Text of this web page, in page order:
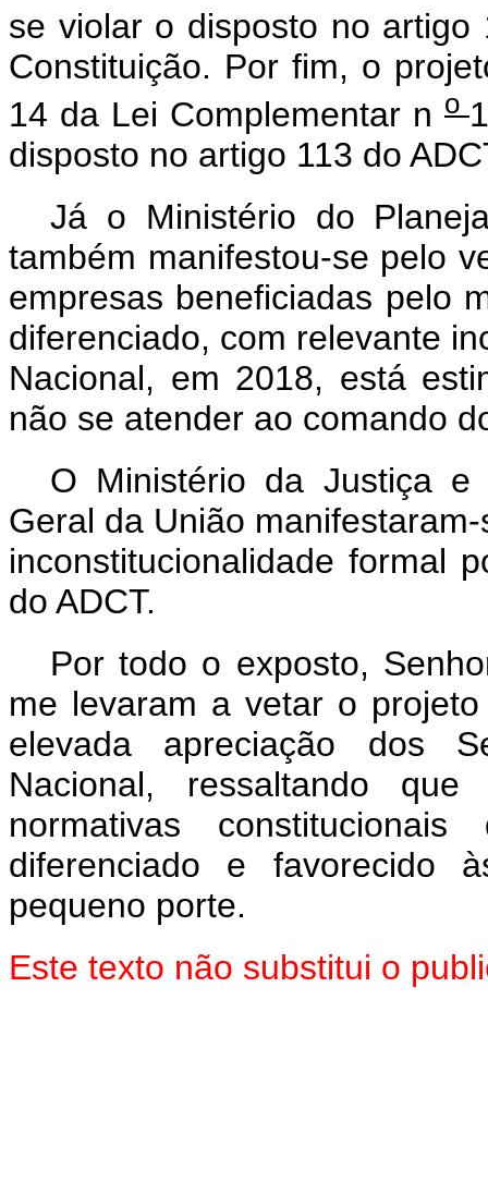
se violar o disposto no
Constituição. Por fim, o
14 da Lei Complementar n o
disposto no artigo 113 do
Já o Ministério do
também manifestou-se pelo
empresas beneficiadas pelo
diferenciado, com relevante
Nacional, em 2018, está
não se atender ao comando
O Ministério da Justiça e
Geral da União
inconstitucionalidade formal
do ADCT.
Por todo o exposto,
me levaram a vetar o
elevada apreciação dos
Nacional, ressaltando
normativas
diferenciado e favorecido
pequeno porte.
Este texto não substitui o